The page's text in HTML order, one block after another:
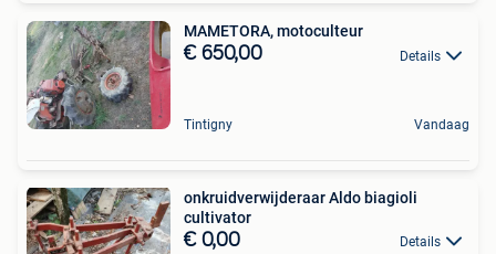
MAMETORA, motoculteur
€ 650,00 Details
Tintigny Vandaag
onkruidverwijderaar Aldo biagioli
cultivator
€ 0,00 Details